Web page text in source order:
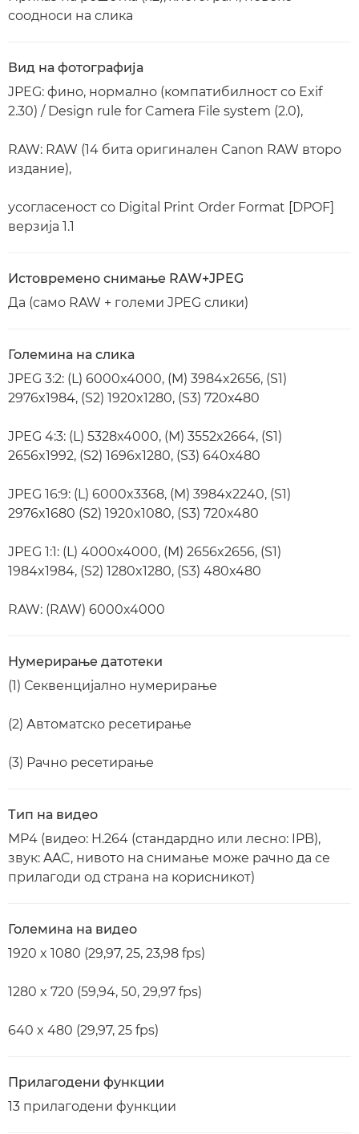
соодноси на слика
Вид на фотографија
JPEG: фино, нормално (компатибилност со Exif
2.30) / Design rule for Camera File system (2.0),
RAW: RAW (14 бита оригинален Canon RAW второ
издание),
усогласеност со Digital Print Order Format [DPOF]
верзија 1.1
Истовремено снимање RAW+JPEG
Да (само RAW + големи JPEG слики)
Големина на слика
JPEG 3:2: (L) 6000x4000, (M) 3984x2656, (S1)
2976x1984, (S2) 1920x1280, (S3) 720x480
JPEG 4:3: (L) 5328x4000, (M) 3552x2664, (S1)
2656x1992, (S2) 1696x1280, (S3) 640x480
JPEG 16:9: (L) 6000x3368, (M) 3984x2240, (S1)
2976x1680 (S2) 1920x1080, (S3) 720x480
JPEG 1:1: (L) 4000x4000, (M) 2656x2656, (S1)
1984x1984, (S2) 1280x1280, (S3) 480x480
RAW: (RAW) 6000x4000
Нумерирање датотеки
(1) Секвенцијално нумерирање
(2) Автоматско ресетирање
(3) Рачно ресетирање
Тип на видео
MP4 (видео: H.264 (стандардно или лесно: IPB),
звук: AAC, нивото на снимање може рачно да се
прилагоди од страна на корисникот)
Големина на видео
1920 x 1080 (29,97, 25, 23,98 fps)
1280 x 720 (59,94, 50, 29,97 fps)
640 x 480 (29,97, 25 fps)
Прилагодени функции
13 прилагодени функции